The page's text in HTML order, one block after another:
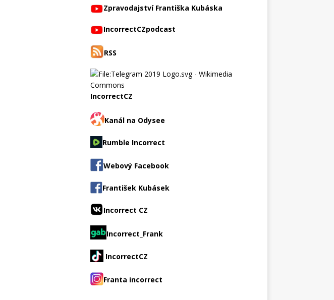
Zpravodajství Františka Kubáska
IncorrectCZpodcast
RSS
IncorrectCZ
Kanál na Odysee
Rumble Incorrect
Webový Facebook
František Kubásek
Incorrect CZ
Incorrect_Frank
IncorrectCZ
Franta incorrect